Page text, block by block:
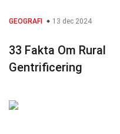
GEOGRAFI 13 dec 2024
33 Fakta Om Rural
Gentrificering